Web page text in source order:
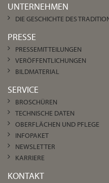
UNTERNEHMEN
DIE GESCHICHTE DES
PRESSE
PRESSEMITTEILUNGEN
VERÖFFENTLICHUNGEN
BILDMATERIAL
SERVICE
BROSCHÜREN
TECHNISCHE DATEN
OBERFLÄCHEN UND PFLEGE
INFOPAKET
NEWSLETTER
KARRIERE
KONTAKT